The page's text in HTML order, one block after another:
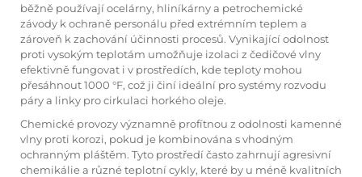
běžně používají ocelárny, hliníkárny a petrochemické
závody k ochraně personálu před extrémním teplem a
zároveň k zachování účinnosti procesů. Vynikající odolnost
proti vysokým teplotám umožňuje izolaci z čedičové vlny
efektivně fungovat i v prostředích, kde teploty mohou
přesáhnout 1000 °F, což ji činí ideální pro systémy rozvodu
páry a linky pro cirkulaci horkého oleje.
Chemické provozy významně profítnou z odolnosti kamenné
vlny proti korozi, pokud je kombinována s vhodným
ochranným pláštěm. Tyto prostředí často zahrnují agresivní
chemikálie a různé teplotní cykly, které by u méně kvalitních